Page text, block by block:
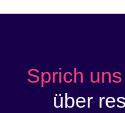
Sprich
über